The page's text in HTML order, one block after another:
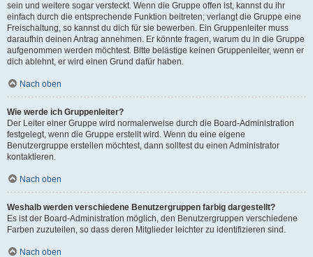
sein und weitere sogar versteckt. Wenn die Gruppe offen ist, kannst du ihr
einfach durch die entsprechende Funktion beitreten; verlangt die Gruppe eine
Freischaltung, so kannst du dich für sie bewerben. Ein Gruppenleiter muss
daraufhin deinen Antrag annehmen. Er könnte fragen, warum du in die Gruppe
aufgenommen werden möchtest. Bitte belästige keinen Gruppenleiter, wenn er
dich ablehnt, er wird einen Grund dafür haben.
Nach oben
Wie werde ich Gruppenleiter?
Der Leiter einer Gruppe wird normalerweise durch die Board-Administration
festgelegt, wenn die Gruppe erstellt wird. Wenn du eine eigene
Benutzergruppe erstellen möchtest, dann solltest du einen Administrator
kontaktieren.
Nach oben
Weshalb werden verschiedene Benutzergruppen farbig dargestellt?
Es ist der Board-Administration möglich, den Benutzergruppen verschiedene
Farben zuzuteilen, so dass deren Mitglieder leichter zu identifizieren sind.
Nach oben